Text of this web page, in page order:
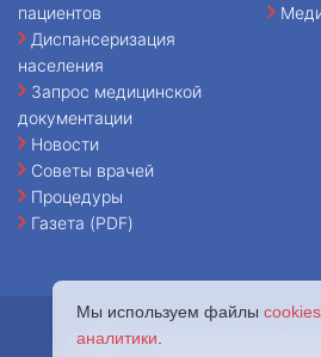
пациентов
Диспансеризация
населения
Запрос медицинской
документации
Новости
Советы врачей
Процедуры
Газета (PDF)
© 2026 - Государственное
Мы используем файлы cookies
аналитики